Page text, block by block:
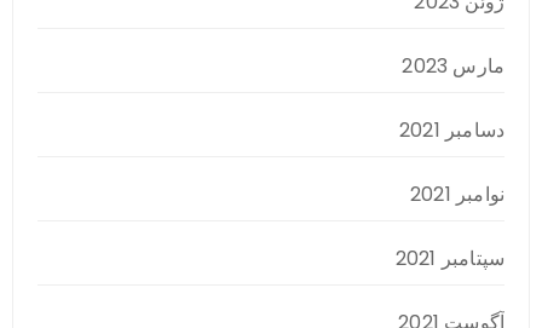
مارس 2023
دسامبر 2021
نوامبر 2021
سپتامبر 2021